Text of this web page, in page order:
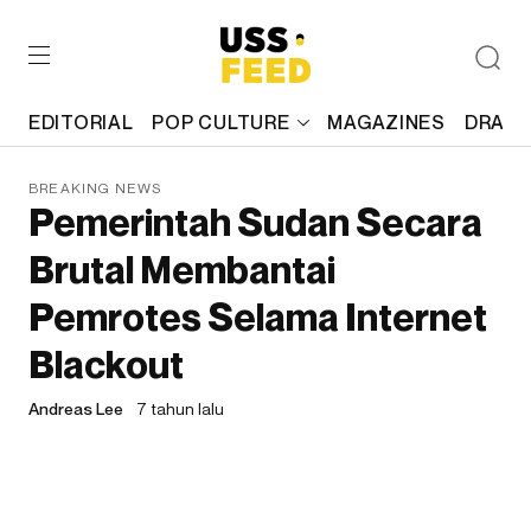
EDITORIAL POP CULTURE MAGAZINES
BREAKING NEWS
Pemerintah Sudan Secara
Brutal Membantai
Pemrotes Selama Internet
Blackout
Andreas Lee 7 tahun lalu